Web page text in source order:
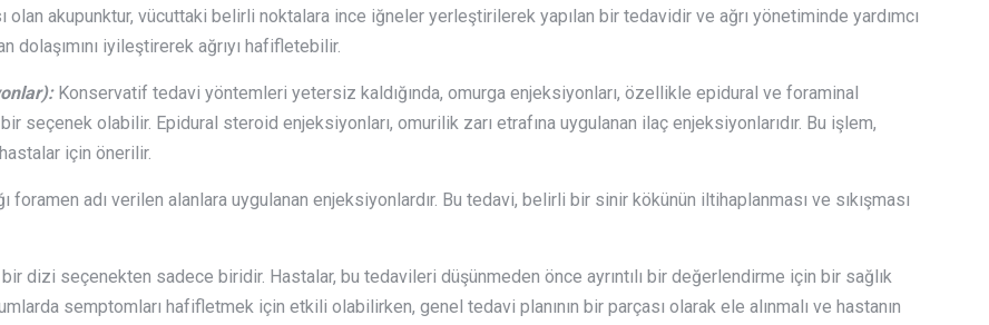
olan akupunktur, vücuttaki belirli noktalara ince iğneler yerleştirilerek yapılan bir tedavidir ve ağrı yönetiminde yardımcı
iyileştirerek ağrıyı hafifletebilir.
Konservatif tedavi yöntemleri yetersiz kaldığında, omurga enjeksiyonları, özellikle epidural ve foraminal
seçenek olabilir. Epidural steroid enjeksiyonları, omurilik zarı etrafına uygulanan ilaç enjeksiyonlarıdır. Bu işlem,
için önerilir.
foramen adı verilen alanlara uygulanan enjeksiyonlardır. Bu tedavi, belirli bir sinir kökünün iltihaplanması ve sıkışması
dizi seçenekten sadece biridir. Hastalar, bu tedavileri düşünmeden önce ayrıntılı bir değerlendirme için bir sağlık
semptomları hafifletmek için etkili olabilirken, genel tedavi planının bir parçası olarak ele alınmalı ve hastanın